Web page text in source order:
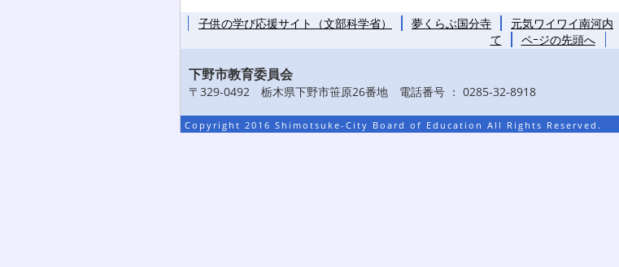
子供の学び応援サイト（文部科学省） 夢くらぶ国分寺 元気ワイワイ南河内
て
ペｰジの先頭へ
下野市教育委員会
〒329-0492 栃木県下野市笹原26番地 電話番号 ： 0285-32-8918
Copyright 2016 Shimotsuke-City Board of Education All Rights Reserved.